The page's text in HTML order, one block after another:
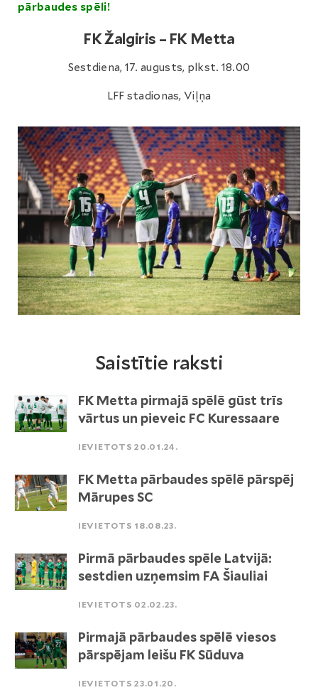
pārbaudes spēli!
FK Žalgiris – FK Metta
Sestdiena, 17. augusts, plkst. 18.00
LFF stadionas, Viļņa
Saistītie raksti
FK Metta pirmajā spēlē gūst trīs
vārtus un pieveic FC Kuressaare
IEVIETOTS 20.01.24.
FK Metta pārbaudes spēlē pārspēj
Mārupes SC
IEVIETOTS 18.08.23.
Pirmā pārbaudes spēle Latvijā:
sestdien uzņemsim FA Šiauliai
IEVIETOTS 02.02.23.
Pirmajā pārbaudes spēlē viesos
pārspējam leišu FK Sūduva
IEVIETOTS 23.01.20.